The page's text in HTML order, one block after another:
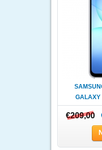
GALAXY
€209,00
€209,00